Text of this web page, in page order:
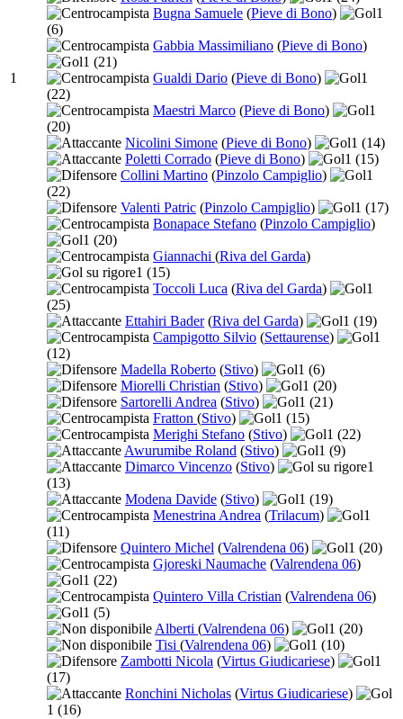
1
Bugna Samuele (Pieve di Bono)
1
(6)
Gabbia Massimiliano (Pieve di Bono)
1 (21)
Gualdi Dario (Pieve di Bono)
1
(22)
Maestri Marco (Pieve di Bono)
1
(20)
Nicolini Simone (Pieve di Bono) 1 (14)
Poletti Corrado (Pieve di Bono) 1 (15)
Collini Martino (Pinzolo Campiglio)
1
(22)
Valenti Patric (Pinzolo Campiglio) 1 (17)
Bonapace Stefano (Pinzolo Campiglio)
1 (20)
Giannachi (Riva del Garda)
1 (15)
Toccoli Luca (Riva del Garda)
1
(25)
Ettahiri Bader (Riva del Garda) 1 (19)
Campigotto Silvio (Settaurense)
1
(12)
Madella Roberto (Stivo) 1 (6)
Miorelli Christian (Stivo) 1 (20)
Sartorelli Andrea (Stivo) 1 (21)
Fratton (Stivo) 1 (15)
Merighi Stefano (Stivo) 1 (22)
Awurumibe Roland (Stivo) 1 (9)
Dimarco Vincenzo (Stivo)
1
(13)
Modena Davide (Stivo) 1 (19)
Menestrina Andrea (Trilacum)
1
(11)
Quintero Michel (Valrendena 06) 1 (20)
Gjoreski Naumache (Valrendena 06)
1 (22)
Quintero Villa Cristian (Valrendena 06)
1 (5)
Alberti (Valrendena 06) 1 (20)
Tisi (Valrendena 06) 1 (10)
Zambotti Nicola (Virtus Giudicariese)
1
(17)
Ronchini Nicholas (Virtus Giudicariese)
1 (16)